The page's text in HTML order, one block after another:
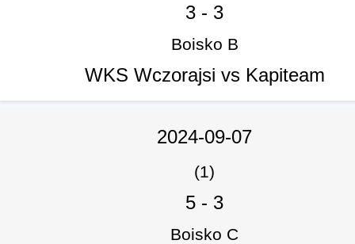
3 - 3
Boisko B
WKS Wczorajsi vs Kapiteam
2024-09-07
(1)
5 - 3
Boisko C